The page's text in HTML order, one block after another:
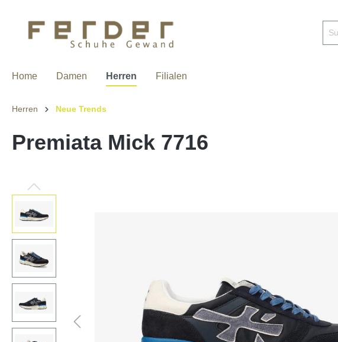
Home Damen Herren Filialen
Herren Neue Trends
Premiata Mick 7716